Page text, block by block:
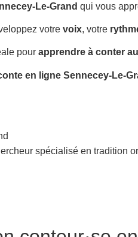
Le-Grand qui vous
votre voix, votre
pour apprendre à conter
en ligne Sennecey-Le-
spécialisé en tradition